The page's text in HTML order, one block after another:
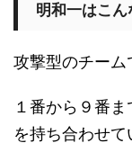
明和一はこ
攻撃型のチーム
１番から９番
を持ち合わせて